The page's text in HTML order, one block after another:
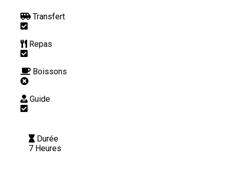
Transfert
Repas
Boissons
Guide
Durée
7 Heures